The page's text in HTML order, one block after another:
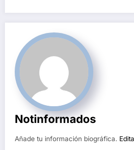
Notinformados
Añade tu información biográfica.